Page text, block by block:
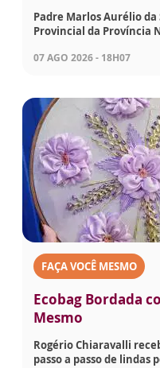
Padre Marlos Aurélio
Provincial da Província
07 AGO 2026 - 18H07
FAÇA VOCÊ MESMO
Ecobag Bordada
Mesmo
Rogério Chiaravalli
passo a passo de lindas